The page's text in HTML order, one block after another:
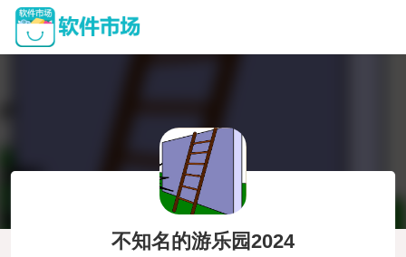
不知名的游乐园2024